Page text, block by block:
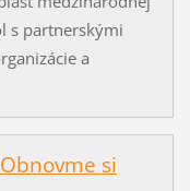
s partnerskými
a
si